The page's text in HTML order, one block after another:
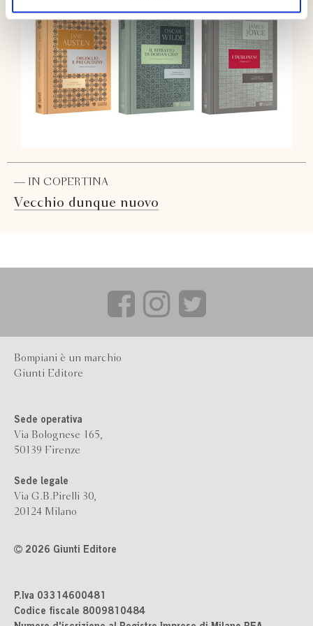
— IN COPERTINA
Vecchio dunque nuovo
Bompiani è un marchio
Giunti Editore
Sede operativa
Via Bolognese 165,
50139 Firenze
Sede legale
Via G.B.Pirelli 30,
20124 Milano
2026 Giunti Editore
P.Iva 03314600481
Codice fiscale 8009810484